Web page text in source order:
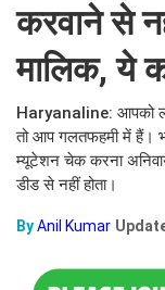
करवाने से
मालिक, ये
Haryanaline: आपको
तो आप गलतफहमी में हैं।
म्यूटेशन चेक करना
डीड से नहीं होता।
ByAnil Kumar